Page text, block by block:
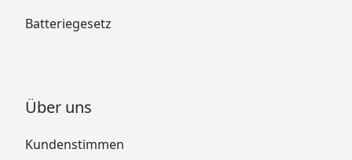
Batteriegesetz
Über uns
Kundenstimmen